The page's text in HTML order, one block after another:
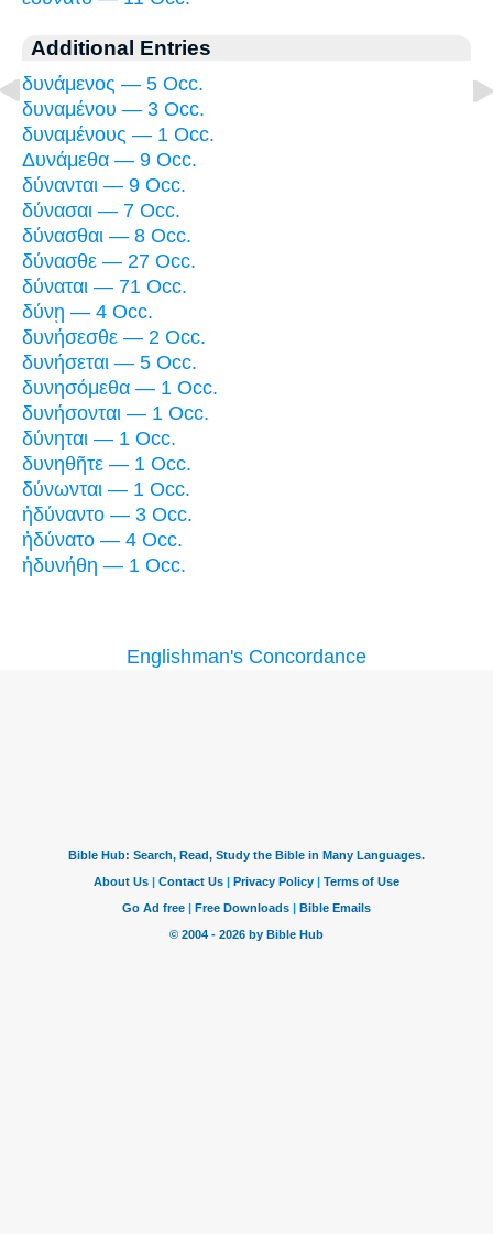
Additional Entries
δυνάμενος — 5 Occ.
δυναμένου — 3 Occ.
δυναμένους — 1 Occ.
Δυνάμεθα — 9 Occ.
δύνανται — 9 Occ.
δύνασαι — 7 Occ.
δύνασθαι — 8 Occ.
δύνασθε — 27 Occ.
δύναται — 71 Occ.
δύνῃ — 4 Occ.
δυνήσεσθε — 2 Occ.
δυνήσεται — 5 Occ.
δυνησόμεθα — 1 Occ.
δυνήσονται — 1 Occ.
δύνηται — 1 Occ.
δυνηθῆτε — 1 Occ.
δύνωνται — 1 Occ.
ἠδύναντο — 3 Occ.
ἠδύνατο — 4 Occ.
ἠδυνήθη — 1 Occ.
Englishman's Concordance